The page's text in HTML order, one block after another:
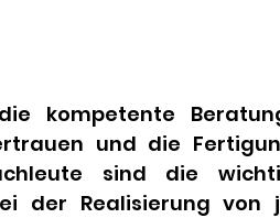
kompetente
und die
sind die
der Realisierung von